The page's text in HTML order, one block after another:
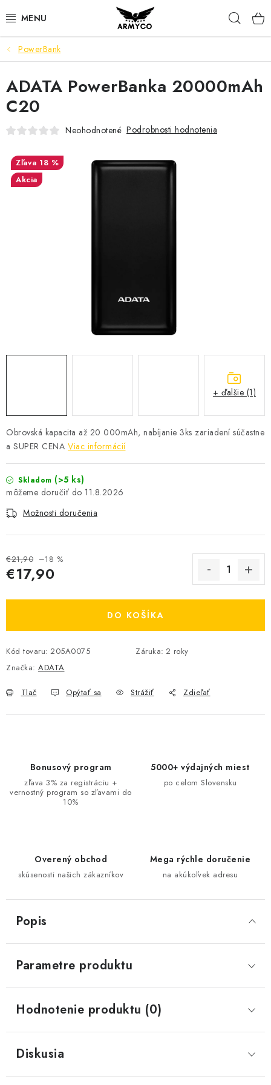
na
NOŽE A INÉ OSTRIE
OUTDOOR & CAMPING
SVIETIDLÁ
PARACORD NÁRAMKY
PowerBank
Obrovská kapacita až 20 000mAh, nabíjanie 3ks zariadení súčastne
a SUPER CENA Viac informácií
Skladom (>5 ks)
11.8.2026
Možnosti doručenia
€21,90 –18 %
€17,90
DO KOŠÍKA
Kód tovaru: 205A0075 Záruka: 2 roky
Značka: ADATA
Tlač Opýtať sa Strážiť Zdieľať
ADATA PowerBanka 20000mAh
C20
Neohodnotené Podrobnosti hodnotenia
18 %
Akcia
+ ďalšie (1)
Bonusový program
zľava 3% za registráciu +
vernostný program so zľavami do
10%
5000+ výdajných miest
po celom Slovensku
Overený obchod
skúsenosti našich zákazníkov
Mega rýchle doručenie
na akúkoľvek adresu
Popis
Parametre produktu
Hodnotenie produktu (0)
Diskusia